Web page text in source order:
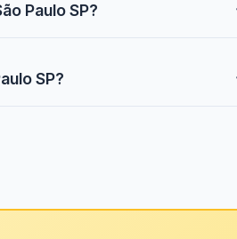
Paulo SP?
SP?